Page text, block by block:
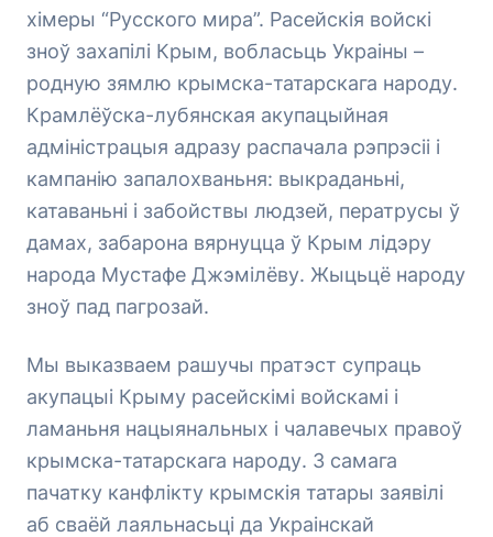
хімеры “Русского мира”. Расейскія войскі
зноў захапілі Крым, вобласьць Украіны –
родную зямлю крымска-татарскага народу.
Крамлёўска-лубянская акупацыйная
адміністрацыя адразу распачала рэпрэсіі і
кампанію запалохваньня: выкраданьні,
катаваньні і забойствы людзей, ператрусы ў
дамах, забарона вярнуцца ў Крым лідэру
народа Мустафе Джэмілёву. Жыцьцё народу
зноў пад пагрозай.
Мы выказваем рашучы пратэст супраць
акупацыі Крыму расейскімі войскамі і
ламаньня нацыянальных і чалавечых правоў
крымска-татарскага народу. З самага
пачатку канфлікту крымскія татары заявілі
аб сваёй лаяльнасьці да Украінскай